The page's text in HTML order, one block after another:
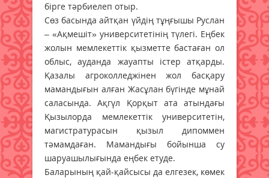
бірге тәрбиелеп отыр.
Сөз басында айтқан үйдің тұңғышы Руслан
– «Ақмешіт» университетінің түлегі. Еңбек
жолын мемлекеттік қызметте бастаған ол
облыс, ауданда жауапты істер атқарды.
Қазалы агроколледжінен жол басқару
мамандығын алған Жасұлан бүгінде мұнай
саласында. Ақгүл Қорқыт ата атындағы
Қызылорда мемлекеттік университетін,
магистратурасын қызыл дипоммен
тәмамдаған. Мамандығы бойынша су
шаруашылығында еңбек етуде.
Баларының қай-қайсысы да елгезек, көмек